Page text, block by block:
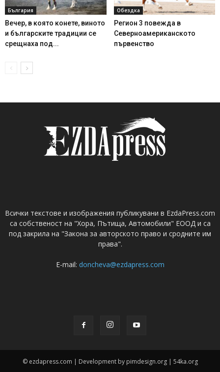
България
Вечер, в която конете, виното
и българските традиции се
срещнаха под...
Обездка
Регион 3 повежда в
Северноамериканското
първенство
Всички текстове и изображения публикувани в EzdaPress.com
са собственост на "Хора, Пътища, Автомобили" ЕООД и са
под закрила на "Закона за авторското право и сродните им
права".
E-mail: doncheva@ezdapress.com
© ezdapress.com | Development by pimdesign.org | 54ka.org